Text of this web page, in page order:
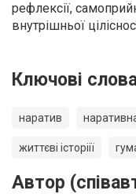
рефлексії,
внутрішньої
Ключові
наратив
життєві історіії
Автор